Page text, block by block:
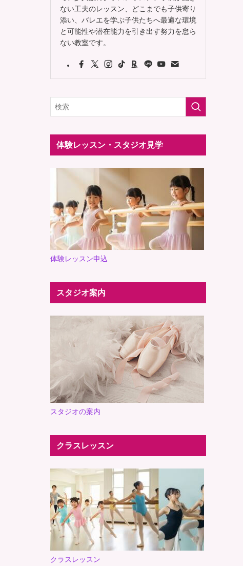
ない工夫のレッスン、どこまでも子供寄り
添い、バレエを学ぶ子供たちへ最適な環境
と可能性や潜在能力を引き出す努力を怠ら
ない教室です。
体験レッスン・スタジオ見学
体験レッスン申込
スタジオ案内
スタジオの案内
クラスレッスン
クラスレッスン